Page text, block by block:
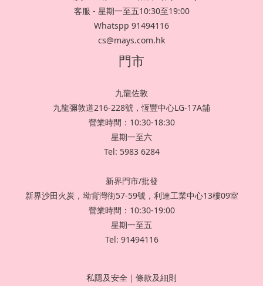
客服 - 星期一至五10:30至19:00
Whatspp 91494116
cs@mays.com.hk
門市
九龍佐敦
九龍彌敦道216-228號，恆豐中心LG-17A舖
營業時間：10:30-18:30
星期一至六
Tel: 5983 6284
新界門市/批發
新界沙田火炭，坳背灣街57-59號，利達工業中心13樓09室
營業時間：10:30-19:00
星期一至五
Tel: 91494116
私隱及安全 ｜ 條款及細則